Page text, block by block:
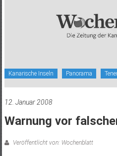
Kanarische Inseln Panorama
12. Januar 2008
Warnung vor
Veröffentlicht von: Wochenblatt